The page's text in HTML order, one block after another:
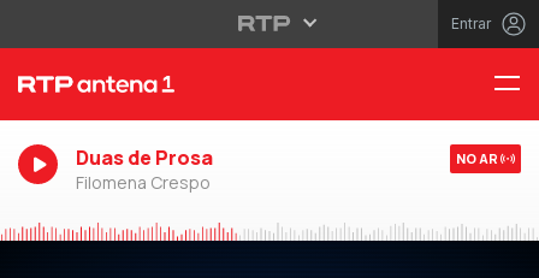
Entrar
Duas de Prosa
Filomena Crespo
NO AR